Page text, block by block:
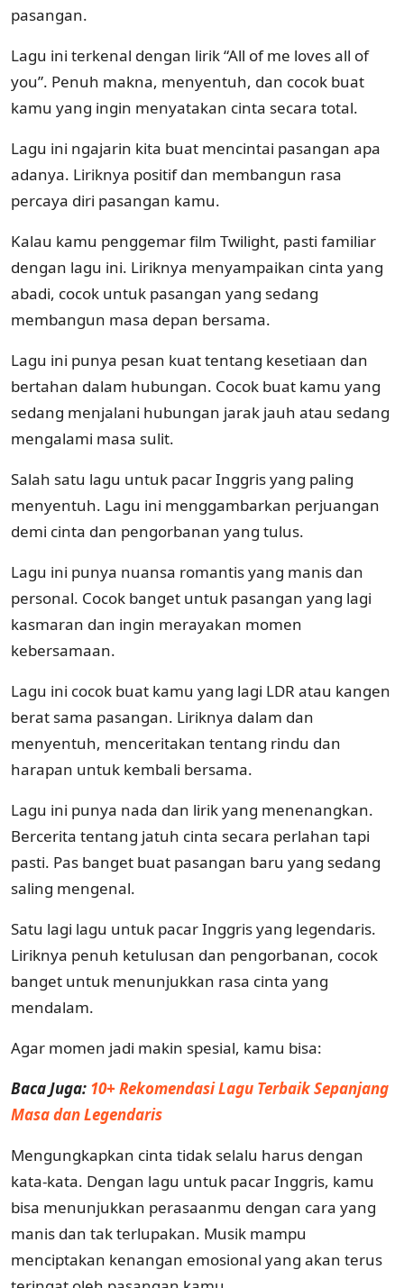
pasangan.
Lagu ini terkenal dengan lirik “All of me loves all of
you”. Penuh makna, menyentuh, dan cocok buat
kamu yang ingin menyatakan cinta secara total.
Lagu ini ngajarin kita buat mencintai pasangan apa
adanya. Liriknya positif dan membangun rasa
percaya diri pasangan kamu.
Kalau kamu penggemar film Twilight, pasti familiar
dengan lagu ini. Liriknya menyampaikan cinta yang
abadi, cocok untuk pasangan yang sedang
membangun masa depan bersama.
Lagu ini punya pesan kuat tentang kesetiaan dan
bertahan dalam hubungan. Cocok buat kamu yang
sedang menjalani hubungan jarak jauh atau sedang
mengalami masa sulit.
Salah satu lagu untuk pacar Inggris yang paling
menyentuh. Lagu ini menggambarkan perjuangan
demi cinta dan pengorbanan yang tulus.
Lagu ini punya nuansa romantis yang manis dan
personal. Cocok banget untuk pasangan yang lagi
kasmaran dan ingin merayakan momen
kebersamaan.
Lagu ini cocok buat kamu yang lagi LDR atau kangen
berat sama pasangan. Liriknya dalam dan
menyentuh, menceritakan tentang rindu dan
harapan untuk kembali bersama.
Lagu ini punya nada dan lirik yang menenangkan.
Bercerita tentang jatuh cinta secara perlahan tapi
pasti. Pas banget buat pasangan baru yang sedang
saling mengenal.
Satu lagi lagu untuk pacar Inggris yang legendaris.
Liriknya penuh ketulusan dan pengorbanan, cocok
banget untuk menunjukkan rasa cinta yang
mendalam.
Agar momen jadi makin spesial, kamu bisa:
Baca Juga: 10+ Rekomendasi Lagu Terbaik Sepanjang
Masa dan Legendaris
Mengungkapkan cinta tidak selalu harus dengan
kata-kata. Dengan lagu untuk pacar Inggris, kamu
bisa menunjukkan perasaanmu dengan cara yang
manis dan tak terlupakan. Musik mampu
menciptakan kenangan emosional yang akan terus